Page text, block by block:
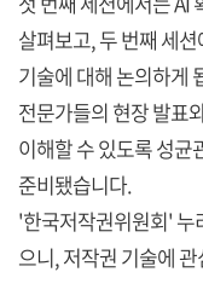
살펴보고, 두 번째 세
기술에 대해 논의하게
전문가들의 현장 발표
이해할 수 있도록 성균
준비됐습니다.
'한국저작권위원회' 누
으니, 저작권 기술에